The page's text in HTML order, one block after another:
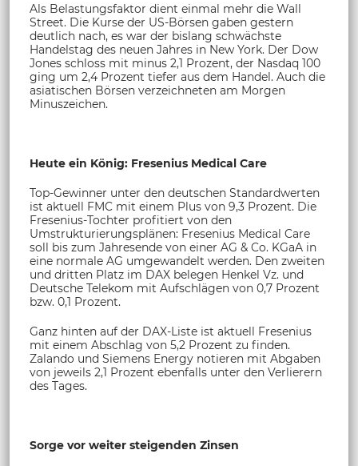
Als Belastungsfaktor dient einmal mehr die Wall
Street. Die Kurse der US-Börsen gaben gestern
deutlich nach, es war der bislang schwächste
Handelstag des neuen Jahres in New York. Der Dow
Jones schloss mit minus 2,1 Prozent, der Nasdaq 100
ging um 2,4 Prozent tiefer aus dem Handel. Auch die
asiatischen Börsen verzeichneten am Morgen
Minuszeichen.
Heute ein König: Fresenius Medical Care
Top-Gewinner unter den deutschen Standardwerten
ist aktuell FMC mit einem Plus von 9,3 Prozent. Die
Fresenius-Tochter profitiert von den
Umstrukturierungsplänen: Fresenius Medical Care
soll bis zum Jahresende von einer AG & Co. KGaA in
eine normale AG umgewandelt werden. Den zweiten
und dritten Platz im DAX belegen Henkel Vz. und
Deutsche Telekom mit Aufschlägen von 0,7 Prozent
bzw. 0,1 Prozent.
Ganz hinten auf der DAX-Liste ist aktuell Fresenius
mit einem Abschlag von 5,2 Prozent zu finden.
Zalando und Siemens Energy notieren mit Abgaben
von jeweils 2,1 Prozent ebenfalls unter den Verlierern
des Tages.
Sorge vor weiter steigenden Zinsen